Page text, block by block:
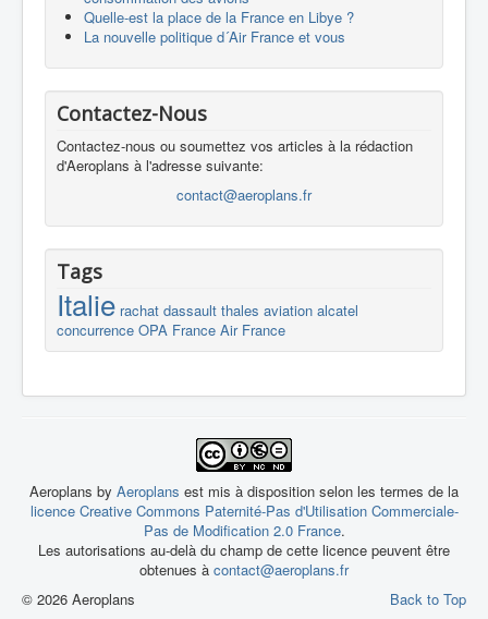
Quelle-est la place de la France en Libye ?
La nouvelle politique d´Air France et vous
Contactez-Nous
Contactez-nous ou soumettez vos articles à la rédaction
d'Aeroplans à l'adresse suivante:
contact@aeroplans.fr
Tags
Italie rachat dassault thales aviation alcatel
concurrence OPA France Air France
Aeroplans by Aeroplans est mis à disposition selon les termes de la
licence Creative Commons Paternité-Pas d'Utilisation Commerciale-
Pas de Modification 2.0 France.
Les autorisations au-delà du champ de cette licence peuvent être
obtenues à contact@aeroplans.fr
Back to Top
© 2026 Aeroplans